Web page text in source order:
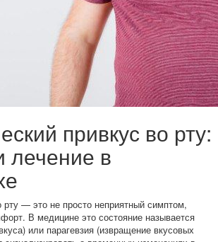
привкус во рту:
лечение в
— это не просто неприятный симптом,
В медицине это состояние называется
или парагевзия (извращение вкусовых